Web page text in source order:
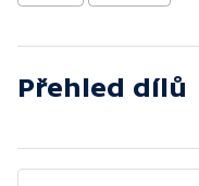
Přehled dílů